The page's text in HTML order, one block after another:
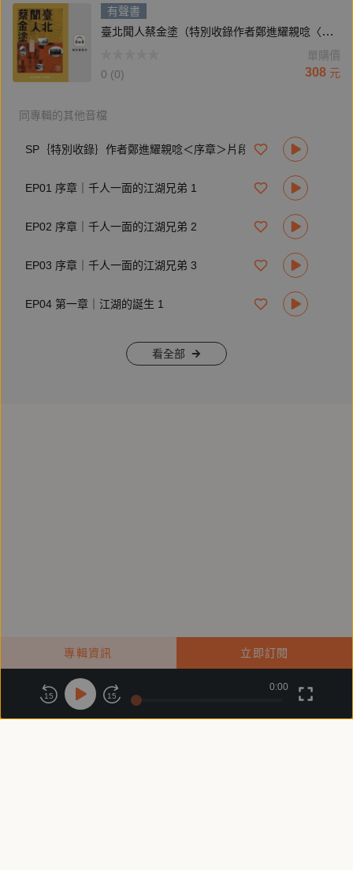
專輯資訊 立即訂閱
「現代國家所代表的政治執法無法涵蓋整個社會，在律法無法
觸及之處，必有另一套隱然運行的法則。這套隱然運行的規範
可以是家族約束、可以是宗教規範，也可以是江湖上的『規
鄭進耀
鏡文學文化組記者。著作《戒不掉的癮世代：臺灣的毒梟、大
麻、咖啡包與地下經濟》入選2024年德國法蘭克福書展臺灣專
區、入圍第四十九屆金鼎獎圖書類，《吃便當：人生解決不了
獎。並曾用筆名「萬金油」出版多本著作，包括散文集《不存
錄音／後製：黃德瑋、劉彥呈
有聲書
臺北聞人蔡金塗（特別收錄作者鄭進耀親唸〈序章〉片段）
0 (0)
單購價
308 元
同專輯的其他音檔
SP｛特別收錄｝作者鄭進耀親唸＜序章＞片段
EP01 序章｜千人一面的江湖兄弟 1
EP02 序章｜千人一面的江湖兄弟 2
EP03 序章｜千人一面的江湖兄弟 3
EP04 第一章｜江湖的誕生 1
看全部
關於鏡好聽
商務合作 付費條款 會員條款
15 15
0:00